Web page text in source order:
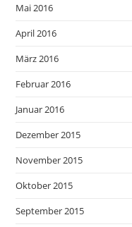
Mai 2016
April 2016
März 2016
Februar 2016
Januar 2016
Dezember 2015
November 2015
Oktober 2015
September 2015